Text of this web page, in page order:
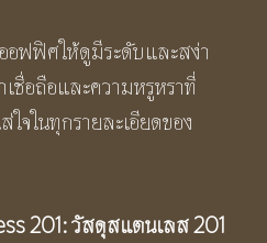
อฟฟิศให้ดูมีระดับและสง่า
ชื่อถือและความหรูหราที่
จในทุกรายละเอียดของ
201: วัสดุสแตนเลส 201